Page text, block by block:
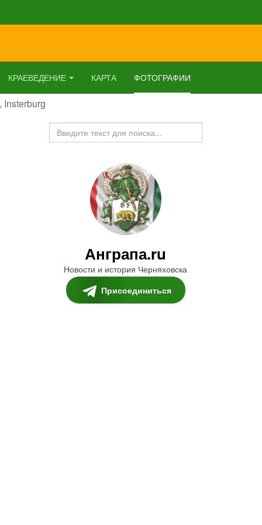
КРАЕВЕДЕНИЕ КАРТА ФОТОГРАФИИ
Insterburg
Искать...
Анграпа.ru
Новости и история Черняховска
Присоединиться